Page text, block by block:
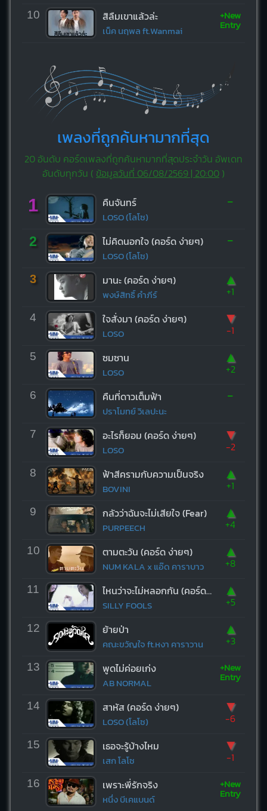
10 สิลืมเขาแล้วล่ะ
เน็ค นฤพล ft.Wanmai
+New
Entry
เพลงที่ถูกค้นหามากที่สุด
20 อันดับ คอร์ดเพลงที่ถูกค้นหามากที่สุดประจำวัน อัพเดท
อันดับทุกวัน ( ข้อมูลวันที่ 06/08/2569 | 20:00)
1 คืนจันทร์
LOSO (โลโซ)
-
2 ไม่คิดนอกใจ (คอร์ด ง่ายๆ)
LOSO (โลโซ)
-
3 มานะ (คอร์ด ง่ายๆ)
พงษ์สิทธิ์ คำภีร์
▲
+1
4 ใจสั่งมา (คอร์ด ง่ายๆ)
LOSO
▼
-1
5 ซมซาน
LOSO
▲
+2
6 คืนที่ดาวเต็มฟ้า
ปราโมทย์ วิเลปะนะ
-
7 อะไรก็ยอม (คอร์ด ง่ายๆ)
LOSO
▼
-2
8 ฟ้าสีครามกับความเป็นจริง
BOVINI
▲
+1
9 กลัวว่าฉันจะไม่เสียใจ (Fear)
PURPEECH
▲
+4
10 ตามตะวัน (คอร์ด ง่ายๆ)
NUM KALA x แอ๊ด คาราบาว
▲
+8
11 ไหนว่าจะไม่หลอกกัน (คอร์ด ง่ายๆ)
SILLY FOOLS
▲
+5
12 ย้ายป่า
คณะขวัญใจ ft.หงา คาราวาน
▲
+3
13 พูดไม่ค่อยเก่ง
AB NORMAL
+New
Entry
14 สาหัส (คอร์ด ง่ายๆ)
LOSO (โลโซ)
▼
-6
15 เธอจะรู้บ้างไหม
เสก โลโซ
▼
-1
16 เพราะพี่รักจริง
หนึ่ง บีเคแบนด์
+New
Entry